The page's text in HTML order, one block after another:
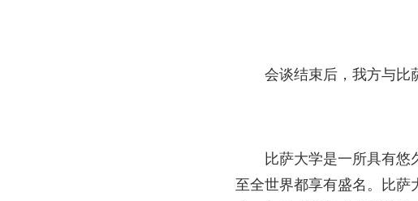
会谈结束后，我方与比
比萨大学是一所具有
至全世界都享有盛名。比萨